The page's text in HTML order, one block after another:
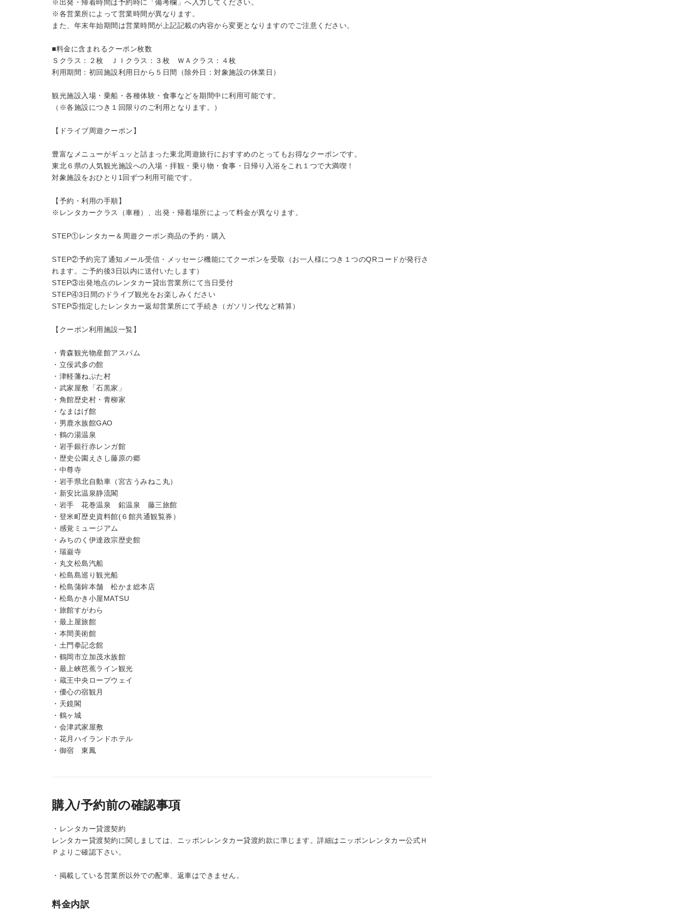
※出発・帰着時間は予約時に「備考欄」へ入力してください。
※各営業所によって営業時間が異なります。
また、年末年始期間は営業時間が上記記載の内容から変更となりますのでご注意ください。
■料金に含まれるクーポン枚数
Ｓクラス：２枚 ＪＩクラス：３枚 ＷＡクラス：４枚
利用期間：初回施設利用日から５日間（除外日：対象施設の休業日）
観光施設入場・乗船・各種体験・食事などを期間中に利用可能です。
（※各施設につき１回限りのご利用となります。）
【ドライブ周遊クーポン】
豊富なメニューがギュッと詰まった東北周遊旅行におすすめのとってもお得なクーポンです。
東北６県の人気観光施設への入場・拝観・乗り物・食事・日帰り入浴をこれ１つで大満喫！
対象施設をおひとり1回ずつ利用可能です。
【予約・利用の手順】
※レンタカークラス（車種）、出発・帰着場所によって料金が異なります。
STEP①レンタカー＆周遊クーポン商品の予約・購入
STEP②予約完了通知メール受信・メッセージ機能にてクーポンを受取（お一人様につき１つのQRコードが発行さ
れます。ご予約後3日以内に送付いたします）
STEP③出発地点のレンタカー貸出営業所にて当日受付
STEP④3日間のドライブ観光をお楽しみください
STEP⑤指定したレンタカー返却営業所にて手続き（ガソリン代など精算）
【クーポン利用施設一覧】
・青森観光物産館アスパム
・立佞武多の館
・津軽藩ねぷた村
・武家屋敷「石黒家」
・角館歴史村・青柳家
・なまはげ館
・男鹿水族館GAO
・鶴の湯温泉
・岩手銀行赤レンガ館
・歴史公園えさし藤原の郷
・中尊寺
・岩手県北自動車（宮古うみねこ丸）
・新安比温泉静流閣
・岩手 花巻温泉 鉛温泉 藤三旅館
・登米町歴史資料館(６館共通観覧券）
・感覚ミュージアム
・みちのく伊達政宗歴史館
・瑞巌寺
・丸文松島汽船
・松島島巡り観光船
・松島蒲鉾本舗 松かま総本店
・松島かき小屋MATSU
・旅館すがわら
・最上屋旅館
・本間美術館
・土門拳記念館
・鶴岡市立加茂水族館
・最上峡芭蕉ライン観光
・蔵王中央ロープウェイ
・優心の宿観月
・天鏡閣
・鶴ヶ城
・会津武家屋敷
・花月ハイランドホテル
・御宿 東鳳
購入/予約前の確認事項
・レンタカー貸渡契約
レンタカー貸渡契約に関しましては、ニッポンレンタカー貸渡約款に準じます。詳細はニッポンレンタカー公式Ｈ
Ｐよりご確認下さい。
・掲載している営業所以外での配車、返車はできません。
料金内訳